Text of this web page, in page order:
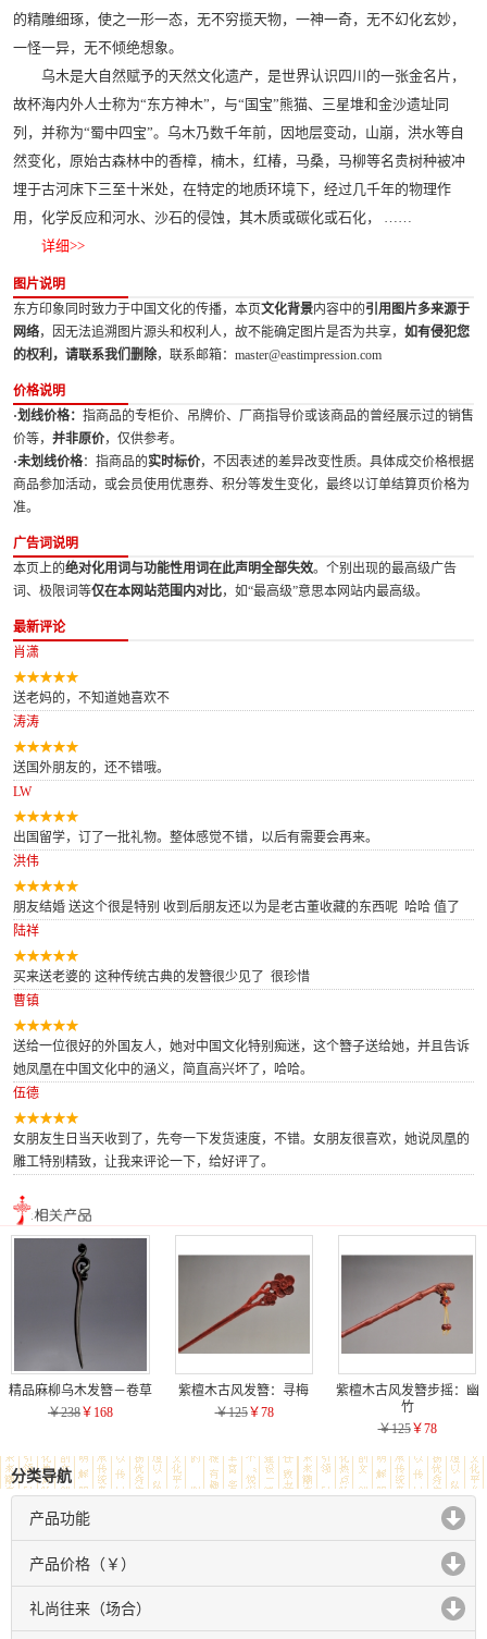
的精雕细琢，使之一形一态，无不穷揽天物，一神一奇，无不幻化玄妙，
一怪一异，无不倾绝想象。
乌木是大自然赋予的天然文化遗产，是世界认识四川的一张金名片，
故杯海内外人士称为“东方神木”，与“国宝”熊猫、三星堆和金沙遗址同
列，并称为“蜀中四宝”。乌木乃数千年前，因地层变动，山崩，洪水等自
然变化，原始古森林中的香樟，楠木，红椿，马桑，马柳等名贵树种被冲
埋于古河床下三至十米处，在特定的地质环境下，经过几千年的物理作
用，化学反应和河水、沙石的侵蚀，其木质或碳化或石化， ……
详细>>
图片说明
东方印象同时致力于中国文化的传播，本页文化背景内容中的引用图片多来源于
网络，因无法追溯图片源头和权利人，故不能确定图片是否为共享， 如有侵犯您
的权利，请联系我们删除，联系邮箱：master@eastimpression.com
价格说明
·划线价格： 指商品的专柜价、吊牌价、厂商指导价或该商品的曾经展示过的销售
价等， 并非原价，仅供参考。
·未划线价格：指商品的实时标价，不因表述的差异改变性质。具体成交价格根据
商品参加活动，或会员使用优惠券、积分等发生变化，最终以订单结算页价格为
准。
广告词说明
本页上的绝对化用词与功能性用词在此声明全部失效。个别出现的最高级广告
词、极限词等仅在本网站范围内对比，如“最高级”意思本网站内最高级。
最新评论
肖潇
送老妈的，不知道她喜欢不
涛涛
送国外朋友的，还不错哦。
LW
出国留学，订了一批礼物。整体感觉不错，以后有需要会再来。
洪伟
朋友结婚 送这个很是特别 收到后朋友还以为是老古董收藏的东西呢 哈哈 值了
陆祥
买来送老婆的 这种传统古典的发簪很少见了 很珍惜
曹镇
送给一位很好的外国友人，她对中国文化特别痴迷，这个簪子送给她，并且告诉
她凤凰在中国文化中的涵义，简直高兴坏了，哈哈。
伍德
女朋友生日当天收到了，先夸一下发货速度，不错。女朋友很喜欢，她说凤凰的
雕工特别精致，让我来评论一下，给好评了。
精品麻柳乌木发簪－卷草
￥238￥168
紫檀木古风发簪：寻梅
￥125￥78
紫檀木古风发簪步摇：幽
竹
￥125￥78
分类导航
产品功能
click to expand contents
产品价格（￥）
click to expand contents
礼尚往来（场合）
click to expand contents